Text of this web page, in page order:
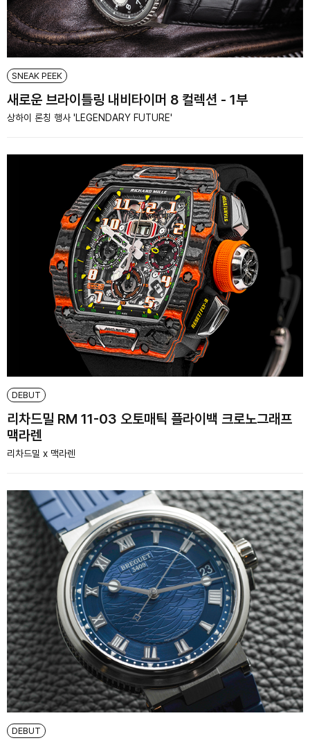
SNEAK PEEK
새로운 브라이틀링 내비타이머 8 컬렉션 - 1부
상하이 론칭 행사 'LEGENDARY FUTURE'
DEBUT
리차드밀 RM 11-03 오토매틱 플라이백 크로노그래프
맥라렌
리차드밀 x 맥라렌
DEBUT